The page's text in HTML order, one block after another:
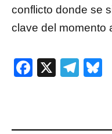
conflicto donde se
clave del momento
Facebook
X